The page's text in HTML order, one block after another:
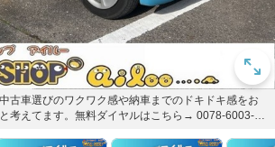
古車選びのワクワク感や納車までのドキドキ感をお
考えてます。無料ダイヤルはこちら→ 0078-6003-0